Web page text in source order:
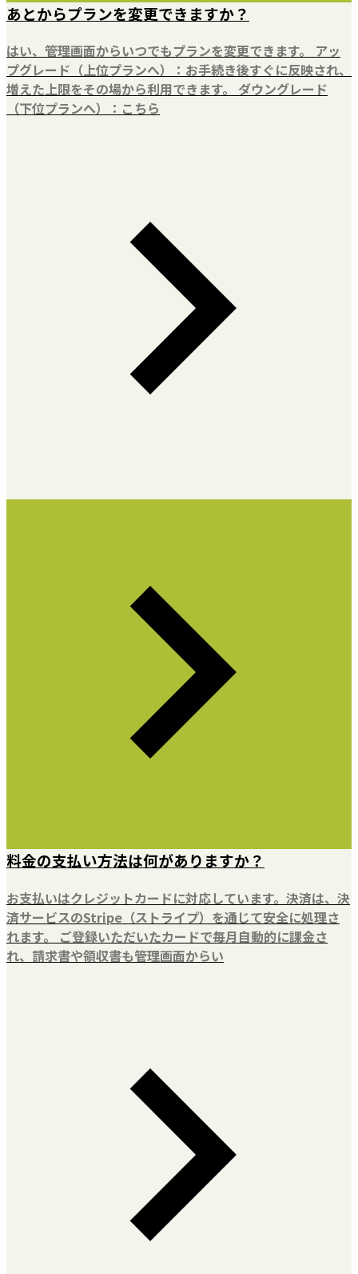
あとからプランを変更できますか？
はい、管理画面からいつでもプランを変更できます。 アッ
プグレード（上位プランへ）：お手続き後すぐに反映され、
増えた上限をその場から利用できます。 ダウングレード
（下位プランへ）：こちら
料金の支払い方法は何がありますか？
お支払いはクレジットカードに対応しています。決済は、決
済サービスのStripe（ストライプ）を通じて安全に処理さ
れます。 ご登録いただいたカードで毎月自動的に課金さ
れ、請求書や領収書も管理画面からい